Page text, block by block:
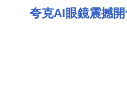
夸克AI眼鏡震撼